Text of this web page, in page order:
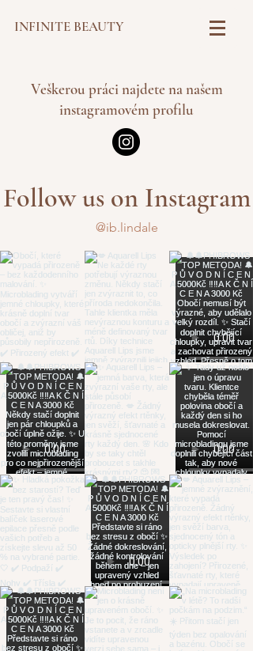
INFINITE BEAUTY
Veškerou práci najdete na našem
instagramovém profilu
Follow us on Instagram
@ib.lindale